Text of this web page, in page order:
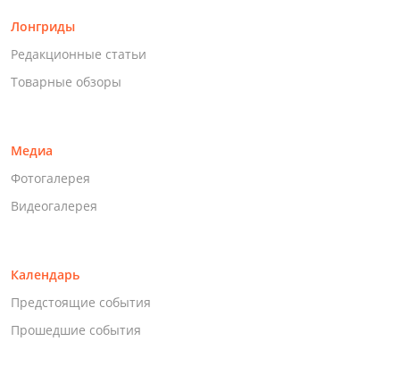
Лонгриды
Редакционные статьи
Товарные обзоры
Медиа
Фотогалерея
Видеогалерея
Календарь
Предстоящие события
Прошедшие события